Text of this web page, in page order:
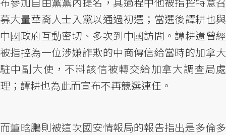
募大量華裔人士入黨以通過初選；當選後譚耕也與
中國政府互動密切、多次到中國訪問。譚耕還曾經
被指控為一位涉嫌詐欺的中商傳信給當時的加拿大
駐中副大使，不料該信被轉交給加拿大調查局處
理；譚耕也為此而宣布不再競選連任。
而董晗鵬則被這次國安情報局的報告指出是多倫多